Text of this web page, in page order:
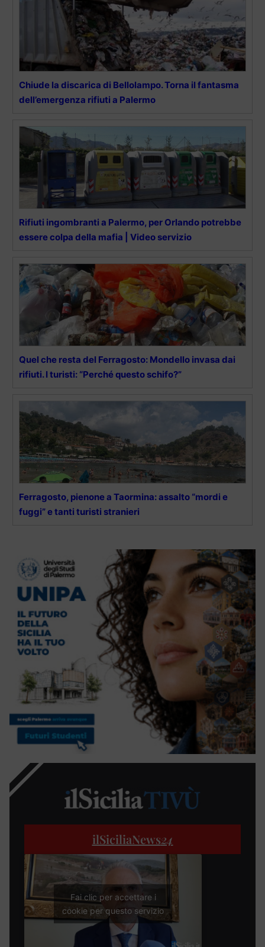
Chiude la discarica di Bellolampo. Torna il fantasma
dell’emergenza rifiuti a Palermo
Rifiuti ingombranti a Palermo, per Orlando potrebbe
essere colpa della mafia | Video servizio
Quel che resta del Ferragosto: Mondello invasa dai
rifiuti. I turisti: “Perché questo schifo?”
Ferragosto, pienone a Taormina: assalto “mordi e
fuggi” e tanti turisti stranieri
ilSiciliaNews24
Fai clic per accettare i
cookie per questo servizio